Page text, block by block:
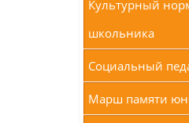
Культурный
школьника
Социальный
Марш памяти